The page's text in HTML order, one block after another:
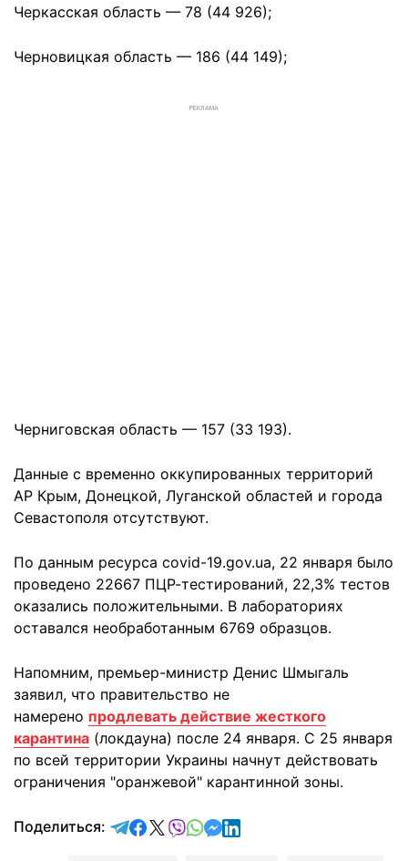
Черкасская область — 78 (44 926);
Черновицкая область — 186 (44 149);
РЕКЛАМА
Черниговская область — 157 (33 193).
Данные с временно оккупированных территорий
АР Крым, Донецкой, Луганской областей и города
Севастополя отсутствуют.
По данным ресурса covid-19.gov.ua, 22 января было
проведено 22667 ПЦР-тестирований, 22,3% тестов
оказались положительными. В лабораториях
оставался необработанным 6769 образцов.
Напомним, премьер-министр Денис Шмыгаль
заявил, что правительство не
намерено продлевать действие жесткого
карантина (локдауна) после 24 января. С 25 января
по всей территории Украины начнут действовать
ограничения "оранжевой" карантинной зоны.
Поделиться: отправить в Telegram
поделиться в Facebook
поделиться в X
отправить в Viber
отправить в Whatsapp
отправить в Messenger
отправить в LinkedIn